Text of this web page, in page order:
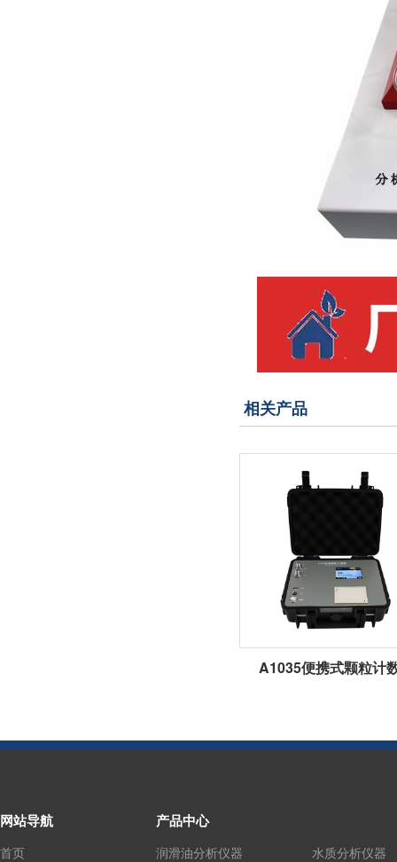
相关产品
A1035便携式颗粒计
网站导航
首页
产品中心
润滑油分析仪器
水质分析仪器